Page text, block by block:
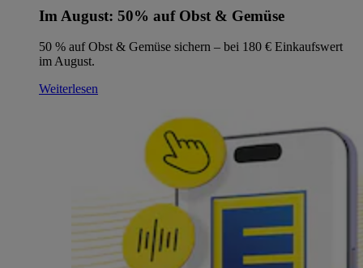
Im August: 50% auf Obst & Gemüse
50 % auf Obst & Gemüse sichern – bei 180 € Einkaufswert
im August.
Weiterlesen